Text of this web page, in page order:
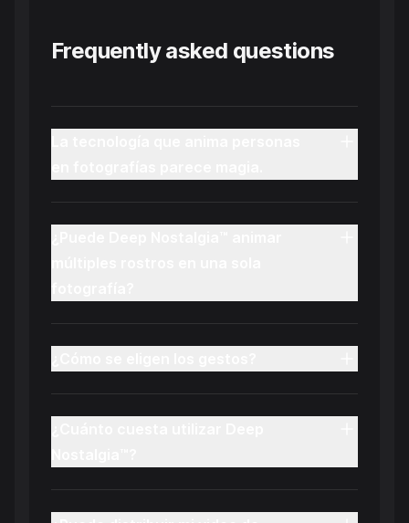
Frequently asked questions